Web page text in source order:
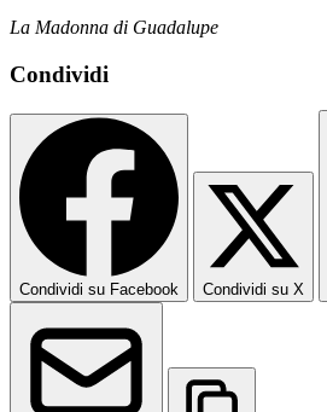
La Madonna di Guadalupe
Condividi
Condividi su Facebook Condividi su X